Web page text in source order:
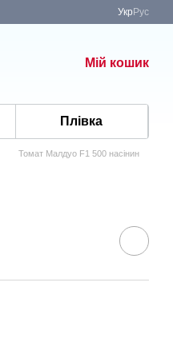
Укр Рус
Мій кошик
Плівка
Томат Малдуо F1 500 насінин